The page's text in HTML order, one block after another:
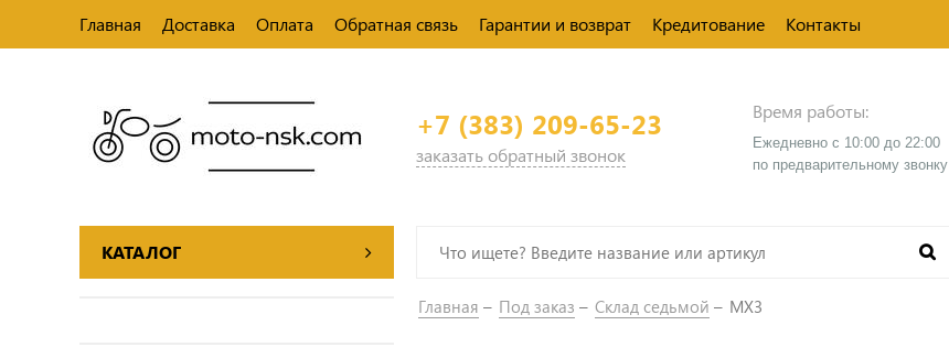
Главная Доставка Оплата Обратная связь Гарантии и возврат Кредитование Контакты
+7 (383) 209-65-23
заказать обратный звонок
Время работы:
Ежедневно с 10:00 до 22:00
​по предварительному звонку
КАТАЛОГ
Главная Под заказ Склад седьмой MX3